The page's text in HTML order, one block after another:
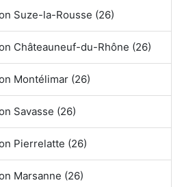
Suze-la-Rousse (26)
Châteauneuf-du-Rhône (26)
Montélimar (26)
Savasse (26)
Pierrelatte (26)
Marsanne (26)